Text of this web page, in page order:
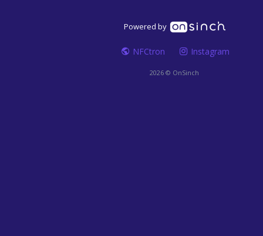
Powered by
NFCtron Instagram
2026 © OnSinch